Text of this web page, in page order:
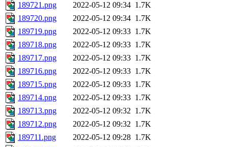
189721.png
2022-05-12 09:34 1.7K
189720.png
2022-05-12 09:34 1.7K
189719.png
2022-05-12 09:33 1.7K
189718.png
2022-05-12 09:33 1.7K
189717.png
2022-05-12 09:33 1.7K
189716.png
2022-05-12 09:33 1.7K
189715.png
2022-05-12 09:33 1.7K
189714.png
2022-05-12 09:33 1.7K
189713.png
2022-05-12 09:32 1.7K
189712.png
2022-05-12 09:32 1.7K
189711.png
2022-05-12 09:28 1.7K